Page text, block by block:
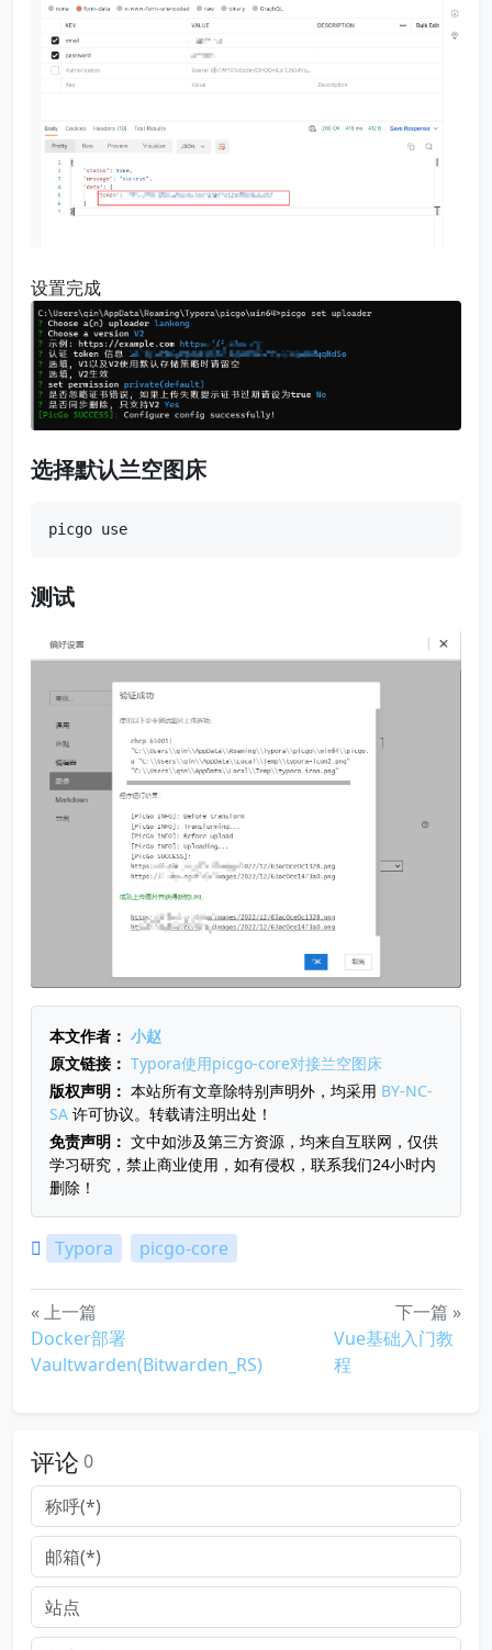
设置完成
选择默认兰空图床
picgo use
测试
本文作者： 小赵
原文链接： Typora使用picgo-core对接兰空图床
版权声明： 本站所有文章除特别声明外，均采用 BY-NC-
SA 许可协议。转载请注明出处！
免责声明： 文中如涉及第三方资源，均来自互联网，仅供
学习研究，禁止商业使用，如有侵权，联系我们24小时内
删除！
Typora picgo-core
« 上一篇
Docker部署
Vaultwarden(Bitwarden_RS)
下一篇 »
Vue基础入门教
程
评论 0